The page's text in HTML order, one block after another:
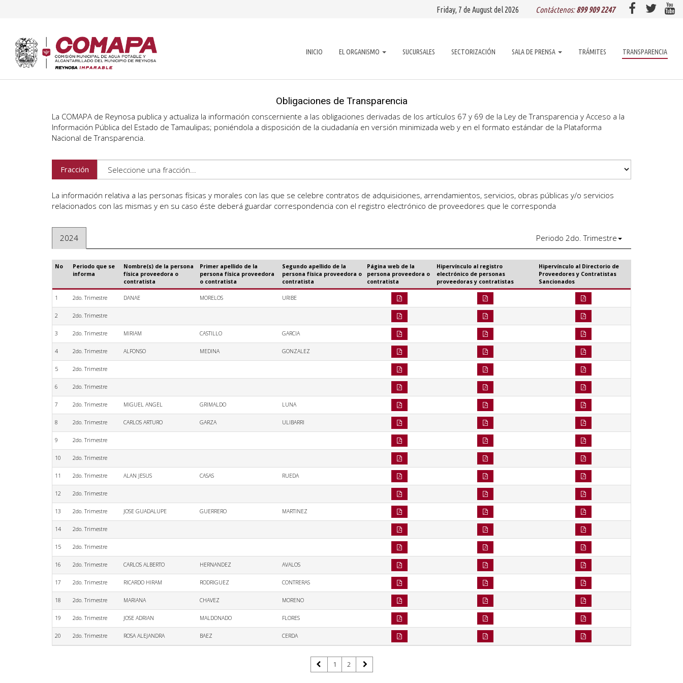
Friday, 7 de Augustdel 2026 Contáctenos:899 909 2247
INICIO EL ORGANISMO SUCURSALES SECTORIZACIÓN SALA DE PRENSA TRÁMITES TRANSPARENCIA
Obligaciones de Transparencia
La COMAPA de Reynosa publica y actualiza la información conscerniente a las obligaciones derivadas de los artículos 67 y 69 de la Ley de Transparencia y Acceso a la
Información Pública del Estado de Tamaulipas; poniéndola a disposición de la ciudadanía en versión minimizada web y en el formato estándar de la Plataforma
Nacional de Transparencia.
Fracción
La información relativa a las personas físicas y morales con las que se celebre contratos de adquisiciones, arrendamientos, servicios, obras públicas y/o servicios
relacionados con las mismas y en su caso éste deberá guardar correspondencia con el registro electrónico de proveedores que le corresponda
2024 Periodo 2do. Trimestre
No
Periodo que se
informa
Nombre(s) de la persona
física proveedora o
contratista
Primer apellido de la
persona física proveedora
o contratista
Segundo apellido de la
persona física proveedora o
contratista
Página web de la
persona proveedora o
contratista
Hipervínculo al registro
electrónico de personas
proveedoras y contratistas
Hipervínculo al Directorio de
Proveedores y Contratistas
Sancionados
1 2do. Trimestre DANAE MORELOS URIBE
2 2do. Trimestre
3 2do. Trimestre MIRIAM CASTILLO GARCIA
4 2do. Trimestre ALFONSO MEDINA GONZALEZ
5 2do. Trimestre
6 2do. Trimestre
7 2do. Trimestre MIGUEL ANGEL GRIMALDO LUNA
8 2do. Trimestre CARLOS ARTURO GARZA ULIBARRI
9 2do. Trimestre
10 2do. Trimestre
11 2do. Trimestre ALAN JESUS CASAS RUEDA
12 2do. Trimestre
13 2do. Trimestre JOSE GUADALUPE GUERRERO MARTINEZ
14 2do. Trimestre
15 2do. Trimestre
16 2do. Trimestre CARLOS ALBERTO HERNANDEZ AVALOS
17 2do. Trimestre RICARDO HIRAM RODRIGUEZ CONTRERAS
18 2do. Trimestre MARIANA CHAVEZ MORENO
19 2do. Trimestre JOSE ADRIAN MALDONADO FLORES
20 2do. Trimestre ROSA ALEJANDRA BAEZ CERDA
1 2